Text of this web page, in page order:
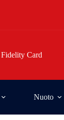
Fidelity Card
Nuoto